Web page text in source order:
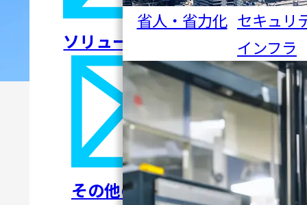
省人・省力化 セキュリ
インフラ
ソリューションについて
その他のお問い合わせ